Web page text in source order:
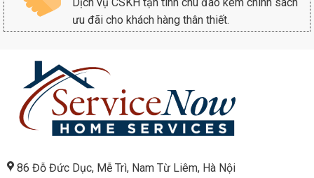
ưu đãi cho khách hàng thân thiết.
86 Đỗ Đức Dục, Mễ Trì, Nam Từ Liêm, Hà Nội